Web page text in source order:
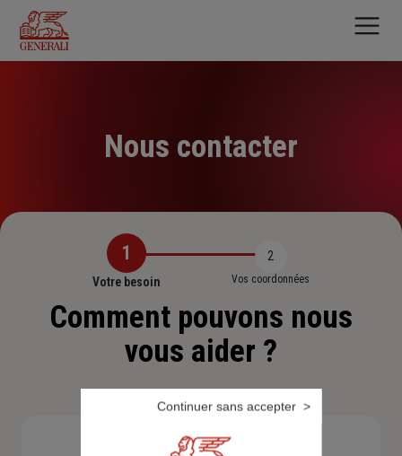
contenu
principal
Nous contacter
1
Votre besoin
2
Vos coordonnées
Comment pouvons nous
vous aider ?
Continuer sans accepter